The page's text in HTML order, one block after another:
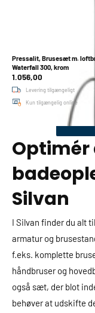
Pressalit, Brusesæt m.
Waterfall 300, krom
1.056,00
Levering tilgængeligt
Kun tilgængelig online
Se
Optimér
Silvan
I Silvan finder du alt
armatur og
f.eks. komplette
håndbruser og
også sæt, der blot
behøver at udskifte